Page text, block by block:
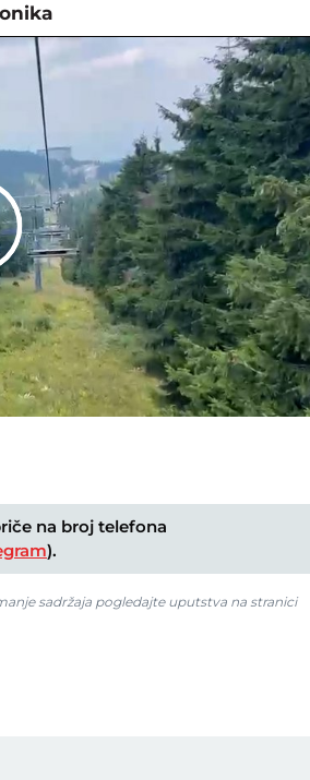
na broj telefona
).
sadržaja pogledajte uputstva na stranici